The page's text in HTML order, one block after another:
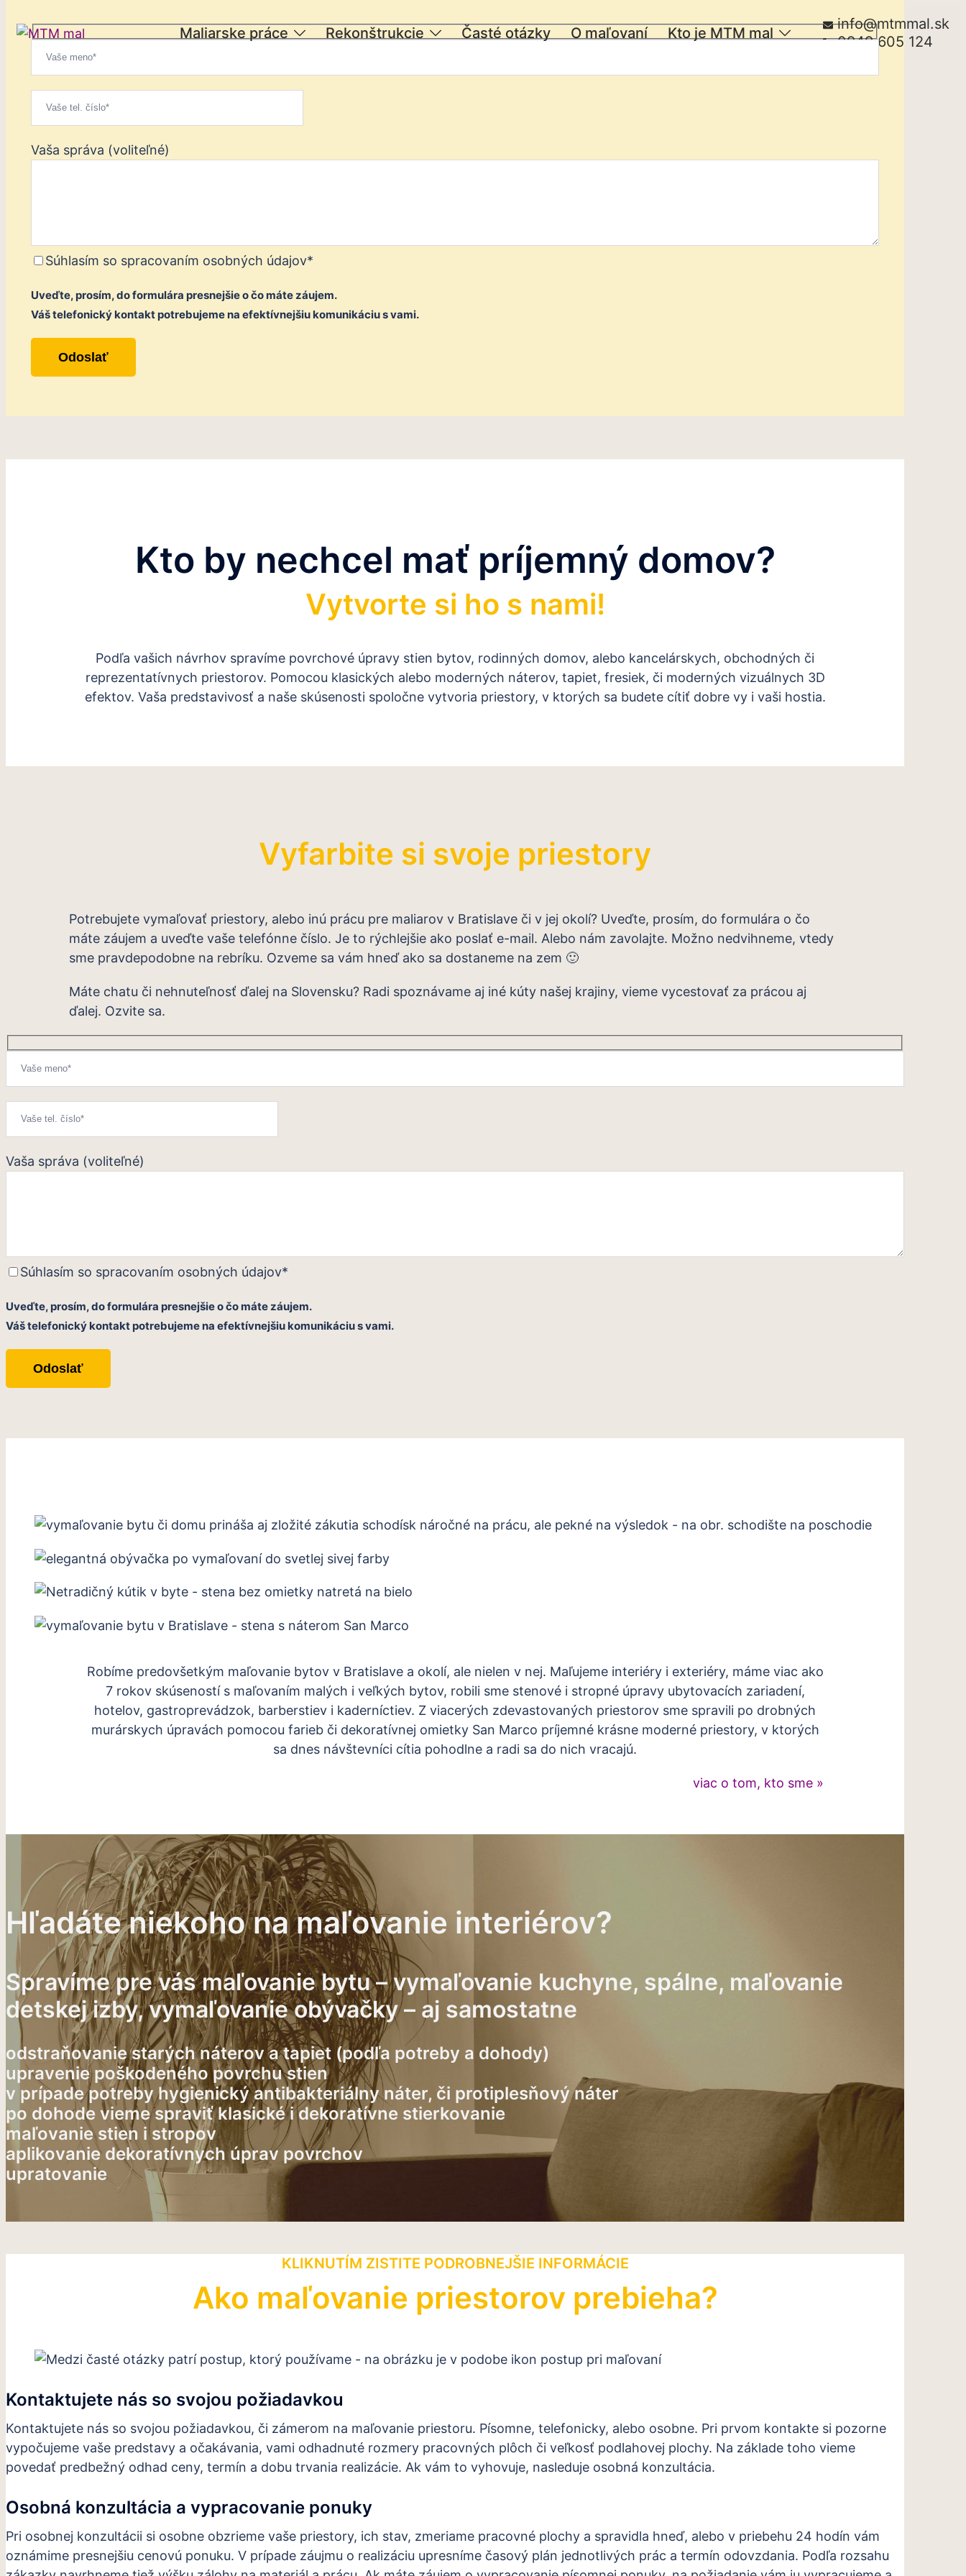
na
Maliarske práce Rekonštrukcie Časté otázky O maľovaní Kto je MTM mal
info@mtmmal.sk
0949 605 124
Vaša správa (voliteľné)
Súhlasím so spracovaním osobných údajov*
Uveďte, prosím, do formulára presnejšie o čo máte záujem.
Váš telefonický kontakt potrebujeme na efektívnejšiu komunikáciu s vami.
Kto by nechcel mať príjemný domov?
Vytvorte si ho s nami!
Podľa vašich návrhov spravíme povrchové úpravy stien bytov, rodinných domov, alebo kancelárskych, obchodných či
reprezentatívnych priestorov. Pomocou klasických alebo moderných náterov, tapiet, fresiek, či moderných vizuálnych 3D
efektov. Vaša predstavivosť a naše skúsenosti spoločne vytvoria priestory, v ktorých sa budete cítiť dobre vy i vaši hostia.
Vyfarbite si svoje priestory
Potrebujete vymaľovať priestory, alebo inú prácu pre maliarov v Bratislave či v jej okolí? Uveďte, prosím, do formulára o čo
máte záujem a uveďte vaše telefónne číslo. Je to rýchlejšie ako poslať e-mail. Alebo nám zavolajte. Možno nedvihneme, vtedy
sme pravdepodobne na rebríku. Ozveme sa vám hneď ako sa dostaneme na zem 🙂
Máte chatu či nehnuteľnosť ďalej na Slovensku? Radi spoznávame aj iné kúty našej krajiny, vieme vycestovať za prácou aj
ďalej. Ozvite sa.
Vaša správa (voliteľné)
Súhlasím so spracovaním osobných údajov*
Uveďte, prosím, do formulára presnejšie o čo máte záujem.
Váš telefonický kontakt potrebujeme na efektívnejšiu komunikáciu s vami.
Robíme predovšetkým maľovanie bytov v Bratislave a okolí, ale nielen v nej. Maľujeme interiéry i exteriéry, máme viac ako
7 rokov skúseností s maľovaním malých i veľkých bytov, robili sme stenové i stropné úpravy ubytovacích zariadení,
hotelov, gastroprevádzok, barberstiev i kaderníctiev. Z viacerých zdevastovaných priestorov sme spravili po drobných
murárskych úpravách pomocou farieb či dekoratívnej omietky San Marco príjemné krásne moderné priestory, v ktorých
sa dnes návštevníci cítia pohodlne a radi sa do nich vracajú.
viac o tom, kto sme »
Hľadáte niekoho na maľovanie interiérov?
Spravíme pre vás maľovanie bytu – vymaľovanie kuchyne, spálne, maľovanie
detskej izby, vymaľovanie obývačky – aj samostatne
odstraňovanie starých náterov a tapiet (podľa potreby a dohody)
upravenie poškodeného povrchu stien
v prípade potreby hygienický antibakteriálny náter, či protiplesňový náter
po dohode vieme spraviť klasické i dekoratívne stierkovanie
maľovanie stien i stropov
aplikovanie dekoratívnych úprav povrchov
upratovanie
KLIKNUTÍM ZISTITE PODROBNEJŠIE INFORMÁCIE
Ako maľovanie priestorov prebieha?
Kontaktujete nás so svojou požiadavkou
Kontaktujete nás so svojou požiadavkou, či zámerom na maľovanie priestoru. Písomne, telefonicky, alebo osobne. Pri prvom kontakte si pozorne
vypočujeme vaše predstavy a očakávania, vami odhadnuté rozmery pracovných plôch či veľkosť podlahovej plochy. Na základe toho vieme
povedať predbežný odhad ceny, termín a dobu trvania realizácie. Ak vám to vyhovuje, nasleduje osobná konzultácia.
Osobná konzultácia a vypracovanie ponuky
Pri osobnej konzultácii si osobne obzrieme vaše priestory, ich stav, zmeriame pracovné plochy a spravidla hneď, alebo v priebehu 24 hodín vám
oznámime presnejšiu cenovú ponuku. V prípade záujmu o realizáciu upresníme časový plán jednotlivých prác a termín odovzdania. Podľa rozsahu